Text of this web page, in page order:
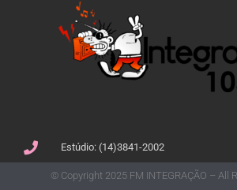
Estúdio: (14)3841-2002
© Copyright 2025 FM INTEGRAÇÃO – All